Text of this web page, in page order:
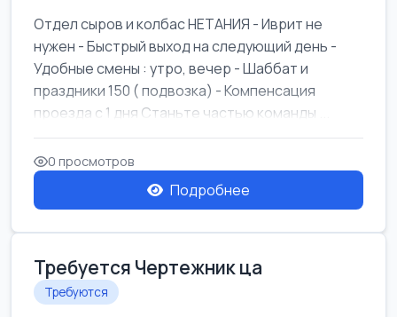
Отдел сыров и колбас НЕТАНИЯ - Иврит не
нужен - Быстрый выход на следующий день -
Удобные смены : утро, вечер - Шаббат и
праздники 150 ( подвозка) - Компенсация
проезда с 1 дня Станьте частью команды ...
0 просмотров
Подробнее
Требуется Чертежник ца
Требуются